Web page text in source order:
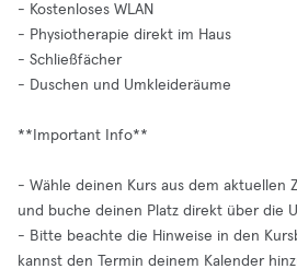
- Kostenloses WLAN
- Physiotherapie direkt im Haus
- Schließfächer
- Duschen und Umkleideräume
**Important Info**
- Wähle deinen Kurs aus dem aktuellen
und buche deinen Platz direkt über die
- Bitte beachte die Hinweise in den
kannst den Termin deinem Kalender